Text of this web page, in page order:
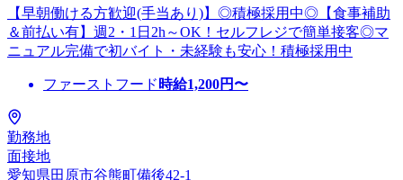
【早朝働ける方歓迎(手当あり)】◎積極採用中◎【食事補助
＆前払い有】週2・1日2h～OK！セルフレジで簡単接客◎マ
ニュアル完備で初バイト・未経験も安心！積極採用中
ファーストフード 時給1,200円〜
勤務地
面接地
愛知県田原市谷熊町備後42-1